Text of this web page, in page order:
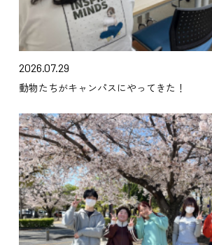
2026.07.29
動物たちがキャンパスにやってきた！